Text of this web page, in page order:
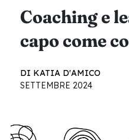
Coaching e
capo come
DI KATIA D'AMICO
SETTEMBRE 2024